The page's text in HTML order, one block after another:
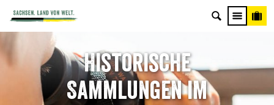
Historische
Sammlungen im